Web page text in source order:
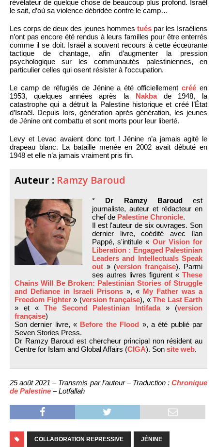
révélateur de quelque chose de beaucoup plus profond. Israël
le sait, d’où sa violence débridée contre le camp…
Les corps de deux des jeunes hommes tuéspar les Israéliens
n’ont pas encore été rendus à leurs familles pour être enterrés
comme il se doit. Israël a souvent recours à cette écœurante
tactique de chantage, afin d’augmenter la pression
psychologique sur les communautés palestiniennes, en
particulier celles qui osent résister à l’occupation.
Le camp de réfugiés de Jénine a été officiellementcréé en
1953, quelques années après la Nakbade 1948, la
catastrophe qui a détruit la Palestine historique et créé l’État
d’Israël. Depuis lors, génération après génération, les jeunes
de Jénine ont combattu et sont morts pour leur liberté.
Levy et Levac avaient donc tort ! Jénine n’a jamais agité le
drapeau blanc. La bataille menée en 2002 avait débuté en
1948 et elle n’a jamais vraiment pris fin.
Auteur : Ramzy Baroud
* Dr Ramzy Baroudest
journaliste, auteur et rédacteur en
chef de Palestine Chronicle.
Il est l'auteur de six ouvrages. Son
dernier livre, coédité avec Ilan
Pappé, s'intitule « Our Vision for
Liberation : Engaged Palestinian
Leaders and Intellectuals Speak
out » (version française). Parmi
ses autres livres figurent « These
Chains Will Be Broken: Palestinian Stories of Struggle
and Defiance in Israeli Prisons », « My Father was a
Freedom Fighter» (version française), « The Last Earth
» et « The Second Palestinian Intifada» (version
française)
Son dernier livre, « Before the Flood », a été publié par
Seven Stories Press.
Dr Ramzy Baroud est chercheur principal non résident au
Centre for Islam and Global Affairs (CIGA). Son site web.
25 août 2021 – Transmis par l’auteur – Traduction : Chronique
de Palestine – Lotfallah
COLLABORATION REPRESSIVE JÉNINE